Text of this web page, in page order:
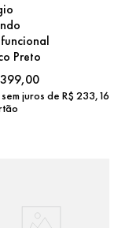
Preto
399,00
juros de R$ 233,16